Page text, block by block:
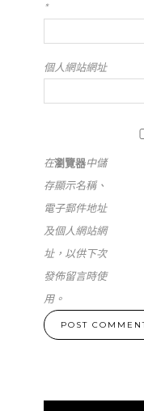
*
個人網站網址
在瀏覽器中儲
存顯示名稱、
電子郵件地址
及個人網站網
址，以供下次
發佈留言時使
用。